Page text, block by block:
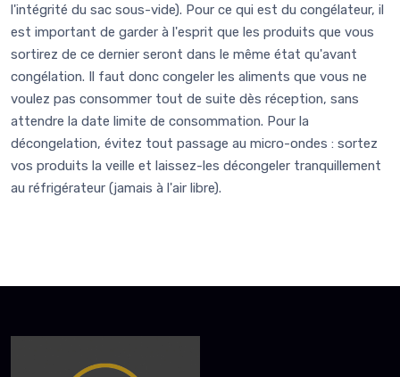
l'intégrité du sac sous-vide). Pour ce qui est du congélateur, il
est important de garder à l'esprit que les produits que vous
sortirez de ce dernier seront dans le même état qu'avant
congélation. Il faut donc congeler les aliments que vous ne
voulez pas consommer tout de suite dès réception, sans
attendre la date limite de consommation. Pour la
décongelation, évitez tout passage au micro-ondes : sortez
vos produits la veille et laissez-les décongeler tranquillement
au réfrigérateur (jamais à l'air libre).